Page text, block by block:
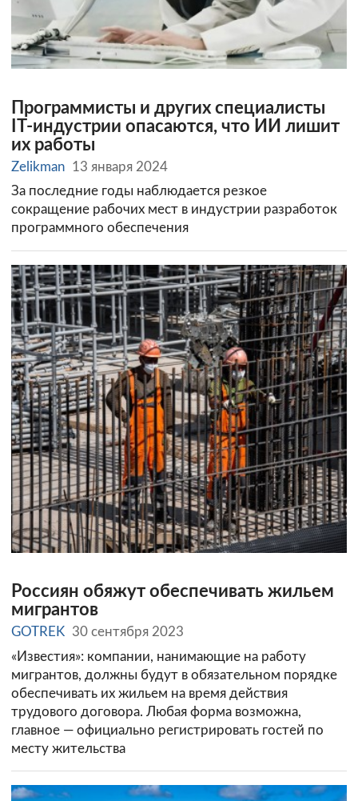
Программисты и других специалисты
IT-индустрии опасаются, что ИИ лишит
их работы
Zelikman 13 января 2024
За последние годы наблюдается резкое
сокращение рабочих мест в индустрии разработок
программного обеспечения
Россиян обяжут обеспечивать жильем
мигрантов
GOTREK 30 сентября 2023
«Известия»: компании, нанимающие на работу
мигрантов, должны будут в обязательном порядке
обеспечивать их жильем на время действия
трудового договора. Любая форма возможна,
главное — официально регистрировать гостей по
месту жительства